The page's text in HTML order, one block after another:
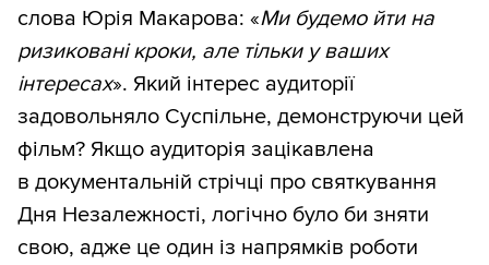
слова Юрія Макарова: «Ми будемо йти на
ризиковані кроки, але тільки у ваших
інтересах». Який інтерес аудиторії
задовольняло Суспільне, демонструючи цей
фільм? Якщо аудиторія зацікавлена
в документальній стрічці про святкування
Дня Незалежності, логічно було би зняти
свою, адже це один із напрямків роботи